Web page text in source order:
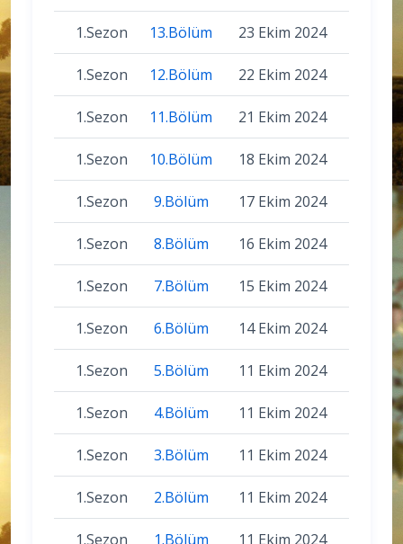
1.Sezon 13.Bölüm 23 Ekim 2024
1.Sezon 12.Bölüm 22 Ekim 2024
1.Sezon 11.Bölüm 21 Ekim 2024
1.Sezon 10.Bölüm 18 Ekim 2024
1.Sezon 9.Bölüm 17 Ekim 2024
1.Sezon 8.Bölüm 16 Ekim 2024
1.Sezon 7.Bölüm 15 Ekim 2024
1.Sezon 6.Bölüm 14 Ekim 2024
1.Sezon 5.Bölüm 11 Ekim 2024
1.Sezon 4.Bölüm 11 Ekim 2024
1.Sezon 3.Bölüm 11 Ekim 2024
1.Sezon 2.Bölüm 11 Ekim 2024
1.Sezon 1.Bölüm 11 Ekim 2024